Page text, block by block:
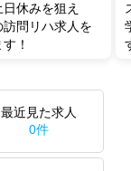
休みを狙え
訪問リハ求人を
！
最近見た求人
0件